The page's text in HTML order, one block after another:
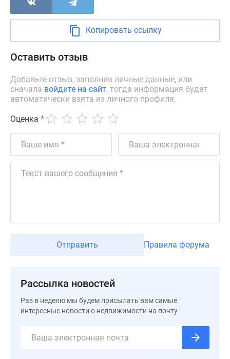
поселки
Коттеджные
поселки
ипотеку
Бизнес-
центры
Коттеджи
акции
Макс
Копировать ссылку
Оставить отзыв
Добавьте отзыв, заполнив личные данные, или
сначала войдите на сайт, тогда информация будет
автоматически взята из личного профиля.
Оценка *
Отправить Правила форума
Рассылка новостей
Раз в неделю мы будем присылать вам самые
интересные новости о недвижимости на почту